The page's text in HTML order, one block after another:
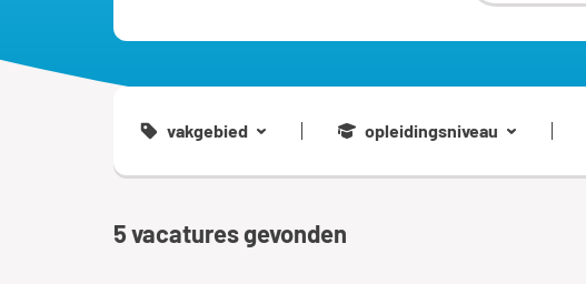
vakgebied opleidingsniveau
5vacatures gevonden